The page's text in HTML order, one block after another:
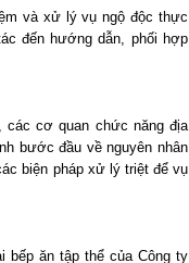
và xử lý vụ ngộ độc thực
đến hướng dẫn, phối hợp
cơ quan chức năng địa
bước đầu về nguyên nhân
biện pháp xử lý triệt để vụ
bếp ăn tập thể của Công ty